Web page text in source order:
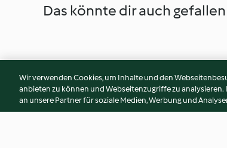
Das könnte dir auch gefallen
Wir verwenden Cookies, um Inhalte und den
anbieten zu können und Webseitenzugriffe zu
an unsere Partner für soziale Medien, Werbung und